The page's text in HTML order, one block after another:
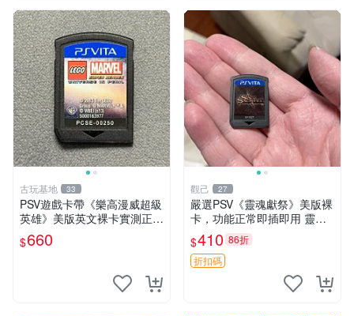
古玩基地 33
PSV遊戲卡帶《樂高漫威超級
英雄》美版英文裸卡實測正常
全新嚴選嚴選嚴選
$660
觀己 27
嚴選PSV《靈魂獻祭》美版裸
卡，功能正常即插即用 靈魂
獻祭 PSV 卡帶 主機兼容
$410 86折
折扣碼